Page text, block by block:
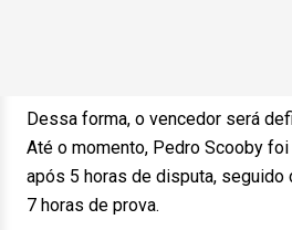
Dessa forma, o vencedor será
Até o momento, Pedro Scooby
após 5 horas de disputa, seguido
7 horas de prova.